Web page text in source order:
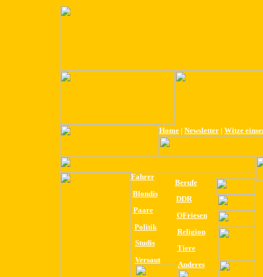
Home | Newsletter | Witze
Fahrer
Berufe
Blondis
DDR
Paare
OFriesen
Politik
Religion
Studis
Tiere
Versaut
Anderes